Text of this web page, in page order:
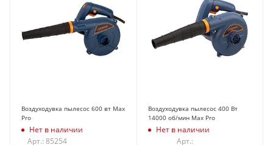
Воздуходувка пылесос 600 вт Max
Pro
Нет в наличии
Арт.: 85254
Воздуходувка пылесос 400 Вт
14000 об/мин Max Pro
Нет в наличии
Арт.: